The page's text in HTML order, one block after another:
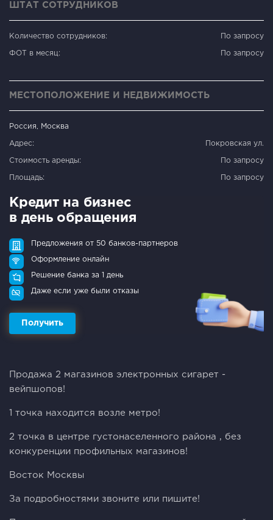
ШТАТ СОТРУДНИКОВ
Количество сотрудников: По запросу
ФОТ в месяц: По запросу
МЕСТОПОЛОЖЕНИЕ И НЕДВИЖИМОСТЬ
Россия, Москва
Адрес: Покровская ул.
Стоимость аренды: По запросу
Площадь: По запросу
Кредит на бизнес
в день обращения
Предложения от 50 банков-партнеров
Оформление онлайн
Решение банка за 1 день
Даже если уже были отказы
Получить
Продажа 2 магазинов электронных сигарет -
вейпшопов!
1 точка находится возле метро!
2 точка в центре густонаселенного района , без
конкуренции профильных магазинов!
Восток Москвы
За подробностями звоните или пишите!